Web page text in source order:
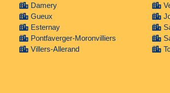
Damery
Gueux
Esternay
Pontfaverger-Moronvilliers
Villers-Allerand